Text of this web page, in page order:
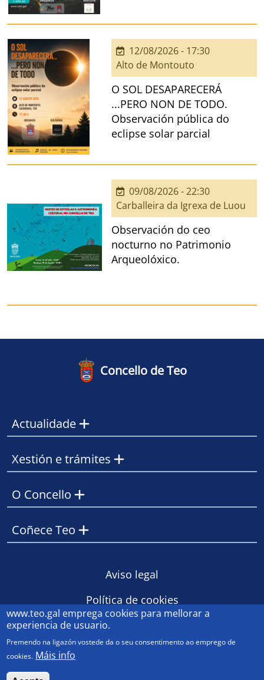
12/08/2026 - 17:30
Alto de Montouto
O SOL DESAPARECERÁ
...PERO NON DE TODO.
Observación pública do
eclipse solar parcial
09/08/2026 - 22:30
Carballeira da Igrexa de Luou
Observación do ceo
nocturno no Patrimonio
Arqueolóxico.
Concello de Teo
Actualidade
Xestión e trámites
O Concello
Coñece Teo
Aviso legal
Política de cookies
www.teo.gal emprega cookies para mellorar a
experiencia de usuario.
Premendo na ligazón vostede da o seu consentimento ao emprego de
cookies. Máis info